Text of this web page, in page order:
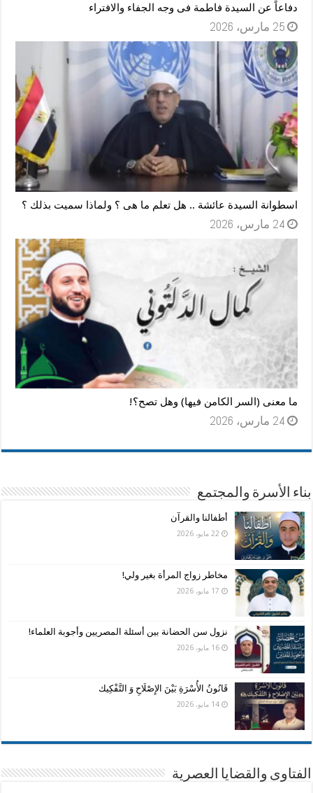
دفاعاً عن السيدة فاطمة فى وجه الجفاء والافتراء
25 مارس، 2026
اسطوانة السيدة عائشة .. هل تعلم ما هى ؟ ولماذا سميت بذلك ؟
24 مارس، 2026
ما معنى (السر الكامن فيها) وهل تصح؟!
24 مارس، 2026
بناء الأسرة والمجتمع
أطفالنا والقرآن
22 مايو، 2026
مخاطر زواج المرأة بغير ولي!
17 مايو، 2026
نزول سن الحضانة بين أسئلة المصريين وأجوبة العلماء!
16 مايو، 2026
قَانُونُ الأُسْرَةِ بَيْنَ الإِصْلَاحِ وَ التَّفْكِيك
14 مايو، 2026
الفتاوى والقضايا العصرية